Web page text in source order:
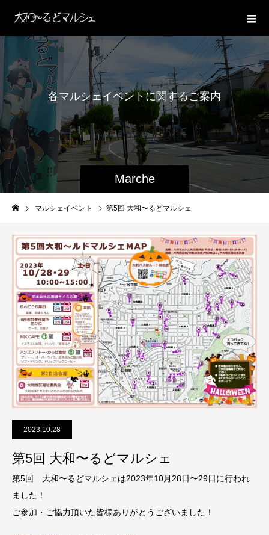
Marche
各マルシェイベントに関するご案内
マルシェイベント 第5回 大和〜るどマルシェ
2023.10.28
第5回 大和〜るどマルシェ
第5回 大和〜るどマルシェは2023年10月28日〜29日に行われ
ました！
ご参加・ご協力頂いた皆様ありがとうございました！